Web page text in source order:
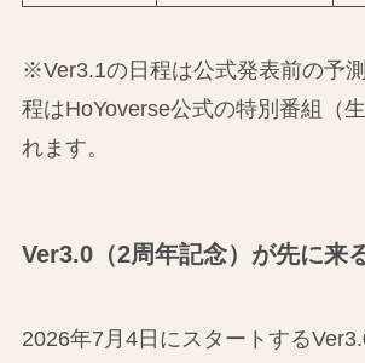
※Ver3.1の日程は公式発表前の予
程はHoYoverse公式の特別番組（
れます。
Ver3.0（2周年記念）が先に来
2026年7月4日にスタートする